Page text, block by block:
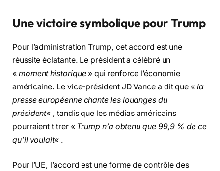
Une victoire symbolique pour Trump
Pour l’administration Trump, cet accord est une
réussite éclatante. Le président a célébré un
« moment historique» qui renforce l’économie
américaine. Le vice-président JD Vance a dit que « la
presse européenne chante les louanges du
président« , tandis que les médias américains
pourraient titrer « Trump n’a obtenu que 99,9 % de ce
qu’il voulait« .
Pour l’UE, l’accord est une forme de contrôle des